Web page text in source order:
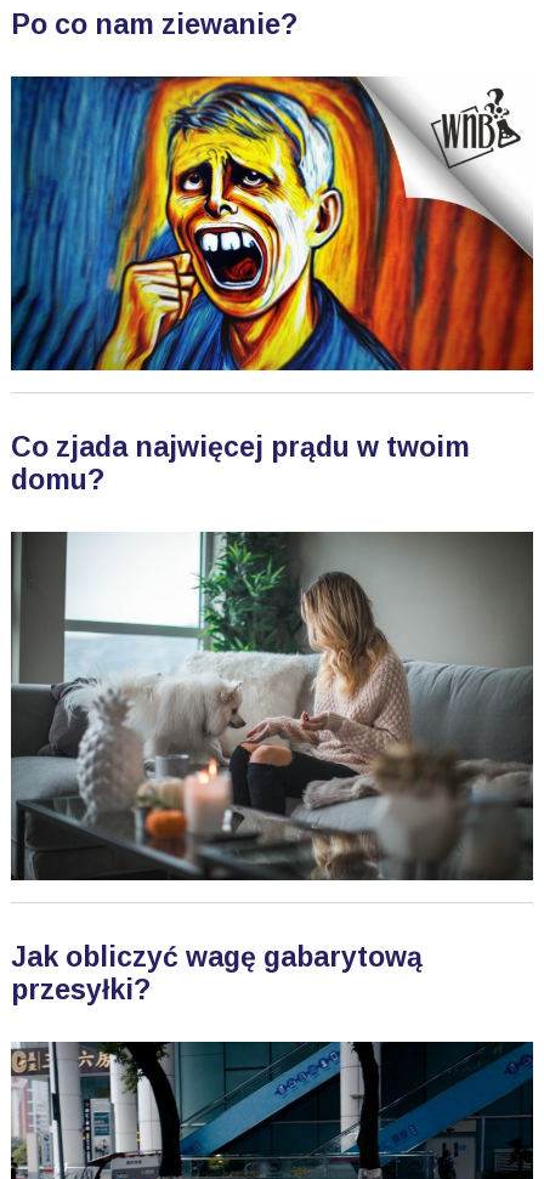
Po co nam ziewanie?
Co zjada najwięcej prądu w twoim
domu?
Jak obliczyć wagę gabarytową
przesyłki?